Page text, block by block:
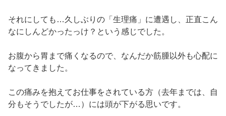
それにしても…久しぶりの「生理痛」に遭遇し、正直こん
なにしんどかったっけ？という感じでした。
お腹から胃まで痛くなるので、なんだか筋腫以外も心配に
なってきました。
この痛みを抱えてお仕事をされている方（去年までは、自
分もそうでしたが…）には頭が下がる思いです。